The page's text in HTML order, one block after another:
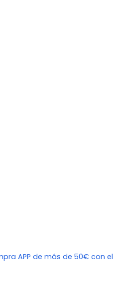
APP de más de 50€ con el